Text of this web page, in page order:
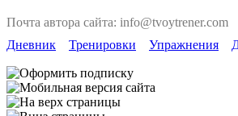
Почта автора сайта: info@tvoytrener.com
Дневник
Тренировки Упражнения